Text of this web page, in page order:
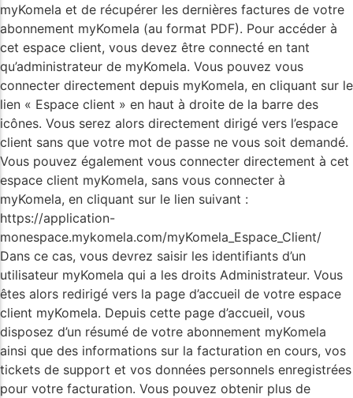
myKomela et de récupérer les dernières factures de votre
abonnement myKomela (au format PDF). Pour accéder à
cet espace client, vous devez être connecté en tant
qu’administrateur de myKomela. Vous pouvez vous
connecter directement depuis myKomela, en cliquant sur le
lien « Espace client » en haut à droite de la barre des
icônes. Vous serez alors directement dirigé vers l’espace
client sans que votre mot de passe ne vous soit demandé.
Vous pouvez également vous connecter directement à cet
espace client myKomela, sans vous connecter à
myKomela, en cliquant sur le lien suivant :
https://application-
monespace.mykomela.com/myKomela_Espace_Client/
Dans ce cas, vous devrez saisir les identifiants d’un
utilisateur myKomela qui a les droits Administrateur. Vous
êtes alors redirigé vers la page d’accueil de votre espace
client myKomela. Depuis cette page d’accueil, vous
disposez d’un résumé de votre abonnement myKomela
ainsi que des informations sur la facturation en cours, vos
tickets de support et vos données personnels enregistrées
pour votre facturation. Vous pouvez obtenir plus de